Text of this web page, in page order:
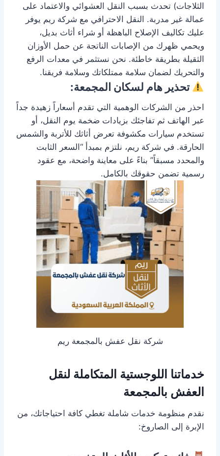
الثلاجات) تحدث بسبب النقل العشوائي والاعتماد على
عمالة غير مدربة. النقل الاحترافي مع شركة ريم يوفر
عليك تكاليف الإصلاح الباهظة أو شراء أثاث بديل،
ويحمي ظهرك من الإصابات الناتجة عن حمل الأوزان
الثقيلة بطريقة خاطئة. نحن نستثمر في معدات الرفع
والتحريك لضمان سلامة ممتلكاتك وسلامة فريقنا.
تحذير هام لسكان المجمعة:
احذر من الشركات الوهمية التي تقدم أسعاراً زهيدة جداً
عبر الهاتف ثم تفاجئك بزيادات ضخمة يوم النقل، أو
تستخدم سيارات مكشوفة تعرض أثاثك للأتربة والشمس
الحارقة. في شركة ريم، نلتزم بمبدأ “السعر الثابت
والمحدد مسبقاً” بناءً على معاينة واضحة، مع عقود
رسمية تضمن حقوقك بالكامل.
شركة نقل عفش بالمجمعة ريم
خدماتنا اللوجستية المتكاملة لنقل
العفش بالمجمعة
نقدم منظومة خدمات شاملة تغطي كافة احتياجاتك، من
الإبرة إلى الصاروخ: